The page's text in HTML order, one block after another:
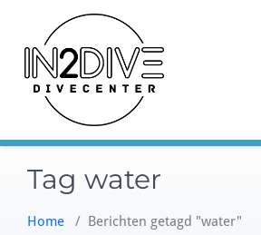
inhoud
Tag water
Home / Berichten getagd "water"